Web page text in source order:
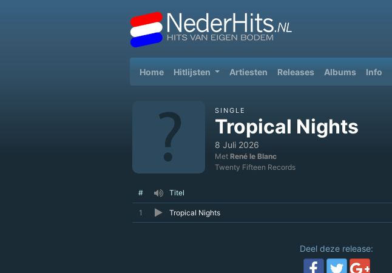
Home(current)
Hitlijsten Artiesten Releases Albums Info
SINGLE
Tropical Nights
8 Juli 2026
Met René le Blanc
Twenty Fifteen Records
# Titel
1 Tropical Nights
Deel deze release: